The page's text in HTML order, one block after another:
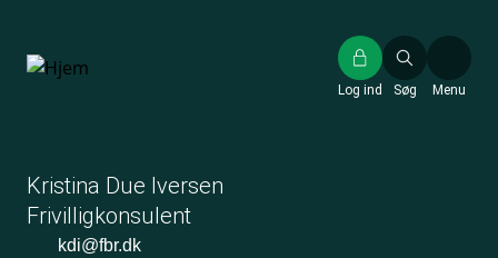
hovedindhold
Søg
Log ind Menu
Kristina Due Iversen
Frivilligkonsulent
kdi@fbr.dk